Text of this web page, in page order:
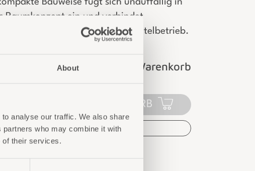
About
analyse our traffic. We also share
who may combine it with
of their services.
Bauweise fügt sich unauffällig in
Raumkonzept ein und verbindet
und Komfort für den Hotelbetrieb.
Login für Preise und Warenkorb
IN DEN WARENKORB
AUF DIE ANFRAGELISTE